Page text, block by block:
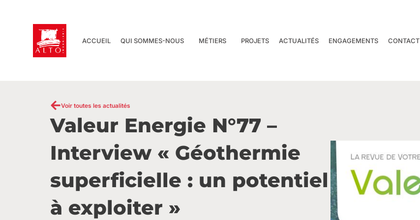
ACCUEIL QUI SOMMES-NOUS MÉTIERS PROJETS ACTUALITÉS ENGAGEMENTS CONTACT
Voir toutes les actualités
Valeur Energie N°77 –
Interview « Géothermie
superficielle : un potentiel
à exploiter »